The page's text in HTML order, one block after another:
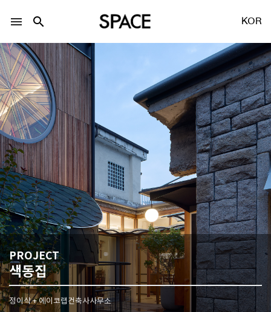
LOGIN
Facebook 로그인
Twitter 로그인
Naver 로그인
SPACE 소개
menu search KOR
PROJECT
색동집
정이삭 + 에이코랩건축사사무소